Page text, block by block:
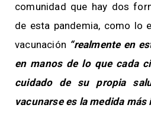
comunidad que hay dos
de esta pandemia, como lo
vacunación “realmente en
en manos de lo que cada
cuidado de su propia
vacunarse es la medida más